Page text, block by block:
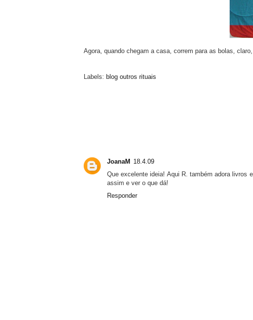
Agora, quando chegam a casa, correm para as bolas,
Labels: blog outros rituais
JoanaM 18.4.09
Que excelente ideia! Aqui R. também adora livros
assim e ver o que dá!
Responder